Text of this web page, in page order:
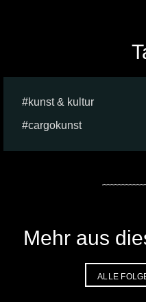
kunst & kultur
cargokunst
Mehr aus